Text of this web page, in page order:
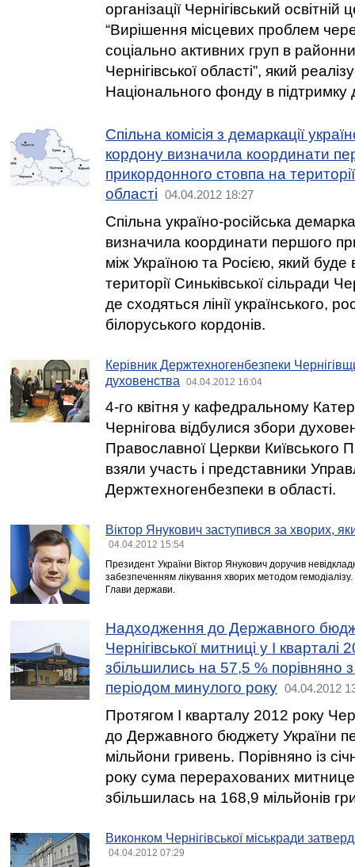
організації Чернігівський освітній
“Вирішення місцевих проблем
соціально активних груп в
Чернігівської області”, який
Національного фонду в підтримку
Спільна комісія з демаркації
кордону визначила координати
прикордонного стовпа на території
області
04.04.2012 18:27
Спільна україно-російська
визначила координати першого
між Україною та Росією, який
території Синьківської сільради
де сходяться лінії українського,
білоруського кордонів.
Керівник Держтехногенбезпеки
духовенства
04.04.2012 16:04
4-го квітня у кафедральному
Чернігова відбулися збори
Православної Церкви Київського
взяли участь і представники
Держтехногенбезпеки в області.
Віктор Янукович заступився за хворих,
04.04.2012 15:54
Президент України Віктор Янукович доручив
забезпеченням лікування хворих методом
Глави держави.
Надходження до Державного
Чернігівської митниці у І кварталі
збільшились на 57,5 % порівняно
періодом минулого року 04.04.2012
Протягом І кварталу 2012 року
до Державного бюджету України
мільйони гривень. Порівняно із
року сума перерахованих
збільшилась на 168,9 мільйонів
Виконком Чернігівської міськради
04.04.2012 07:29